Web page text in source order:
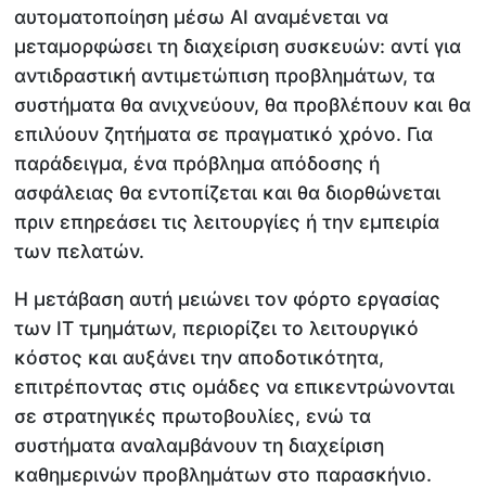
αυτοματοποίηση μέσω AI αναμένεται να
μεταμορφώσει τη διαχείριση συσκευών: αντί για
αντιδραστική αντιμετώπιση προβλημάτων, τα
συστήματα θα ανιχνεύουν, θα προβλέπουν και θα
επιλύουν ζητήματα σε πραγματικό χρόνο. Για
παράδειγμα, ένα πρόβλημα απόδοσης ή
ασφάλειας θα εντοπίζεται και θα διορθώνεται
πριν επηρεάσει τις λειτουργίες ή την εμπειρία
των πελατών.
Η μετάβαση αυτή μειώνει τον φόρτο εργασίας
των IT τμημάτων, περιορίζει το λειτουργικό
κόστος και αυξάνει την αποδοτικότητα,
επιτρέποντας στις ομάδες να επικεντρώνονται
σε στρατηγικές πρωτοβουλίες, ενώ τα
συστήματα αναλαμβάνουν τη διαχείριση
καθημερινών προβλημάτων στο παρασκήνιο.